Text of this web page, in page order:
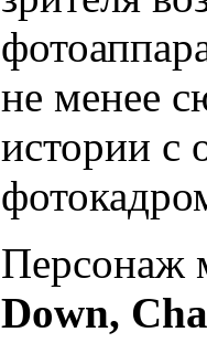
не менее
истории с
Персонаж
Down,